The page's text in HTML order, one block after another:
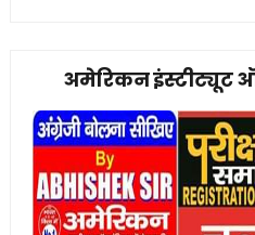
अमेरिकन इंस्टीट्यूट